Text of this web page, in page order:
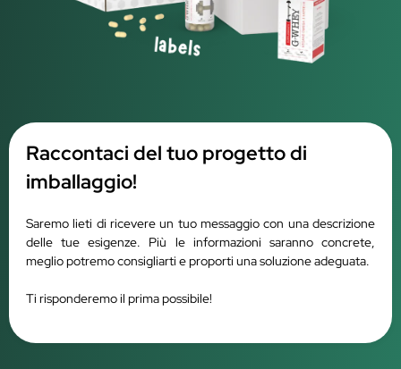
Raccontaci del tuo progetto di
imballaggio!
Saremo lieti di ricevere un tuo messaggio con una descrizione
delle tue esigenze. Più le informazioni saranno concrete,
meglio potremo consigliarti e proporti una soluzione adeguata.
Ti risponderemo il prima possibile!